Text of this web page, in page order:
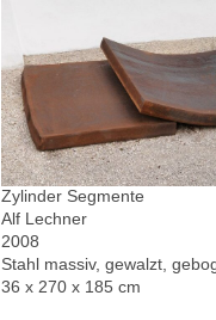
Zylinder Segmente
Alf Lechner
2008
Stahl massiv, gewalzt,
36 x 270 x 185 cm